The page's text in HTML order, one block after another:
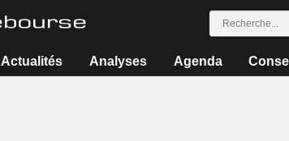
Actualités Analyses Agenda